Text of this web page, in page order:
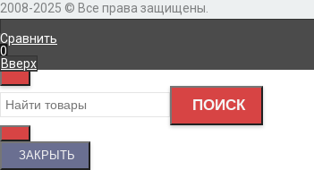
2008-2025 © Все права защищены.
Сравнить
0
Вверх
ПОИСК
ЗАКРЫТЬ